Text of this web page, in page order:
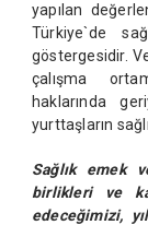
yapılan
Türkiye`de
göstergesidir.
çalışma
haklarında
yurttaşların
Sağlık emek
birlikleri ve
edeceğimizi,